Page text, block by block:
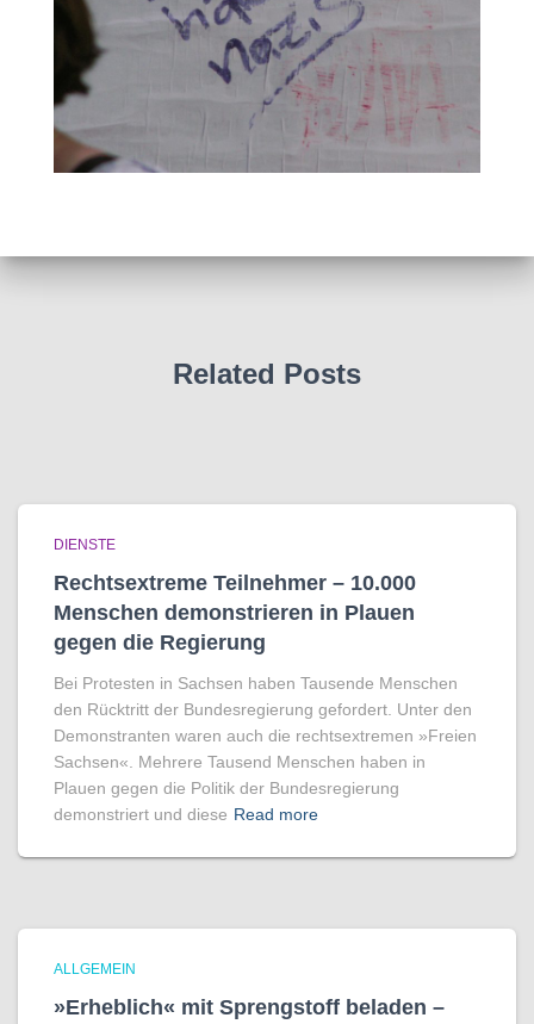
Related Posts
DIENSTE
Rechtsextreme Teilnehmer – 10.000
Menschen demonstrieren in Plauen
gegen die Regierung
Bei Protesten in Sachsen haben Tausende Menschen
den Rücktritt der Bundesregierung gefordert. Unter den
Demonstranten waren auch die rechtsextremen »Freien
Sachsen«. Mehrere Tausend Menschen haben in
Plauen gegen die Politik der Bundesregierung
demonstriert und diese Read more
ALLGEMEIN
»Erheblich« mit Sprengstoff beladen –